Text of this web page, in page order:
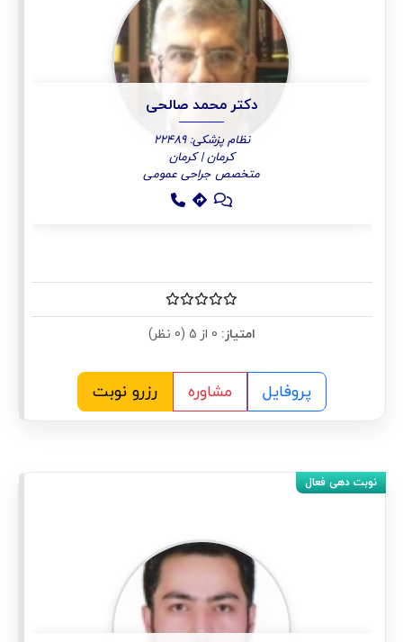
دکتر محمد صالحی
نظام پزشکی: 22489
کرمان | کرمان
متخصص جراحی عمومی
امتیاز:
پروفایل مشاوره رزرو نوبت